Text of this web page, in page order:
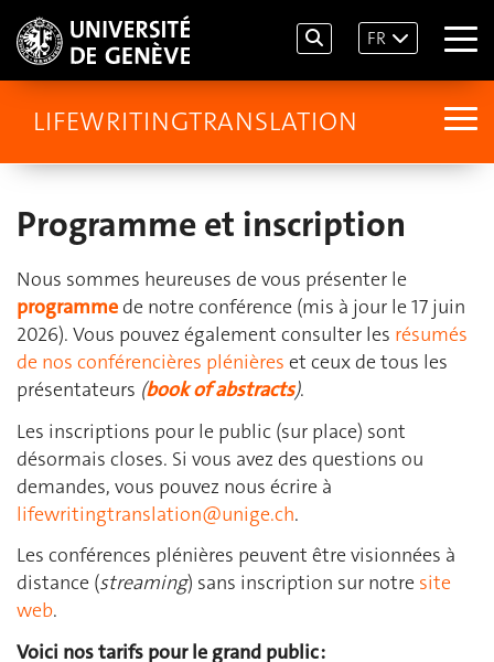
FR
LIFEWRITINGTRANSLATION
Programme et inscription
Nous sommes heureuses de vous présenter le
programme de notre conférence (mis à jour le 17 juin
2026). Vous pouvez également consulter les résumés
de nos conférencières plénières et ceux de tous les
présentateurs (book of abstracts).
Les inscriptions pour le public (sur place) sont
désormais closes. Si vous avez des questions ou
demandes, vous pouvez nous écrire à
lifewritingtranslation@unige.ch.
Les conférences plénières peuvent être visionnées à
distance (streaming) sans inscription sur notre site
web.
Voici nos tarifs pour le grand public :